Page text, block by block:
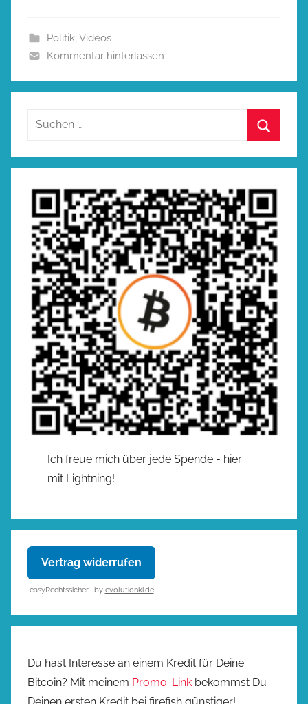
Politik, Videos
Kommentar hinterlassen
Suchen
Ich freue mich über jede Spende - hier
mit Lightning!
Vertrag widerrufen
easyRechtssicher · by evolutionki.de
Du hast Interesse an einem Kredit für Deine
Bitcoin? Mit meinem Promo-Link bekommst Du